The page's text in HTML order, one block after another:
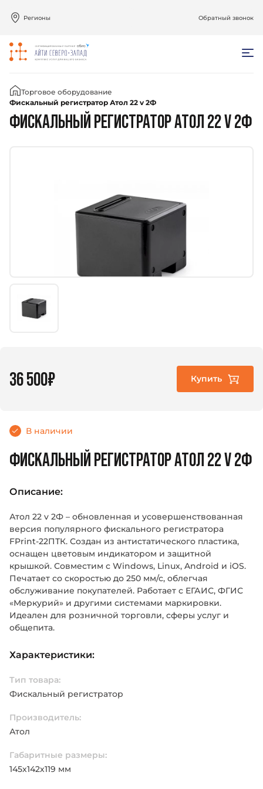
Регионы Обратный звонок
Главная
Торговое оборудование
Фискальный регистратор Атол 22 v 2Ф
ФИСКАЛЬНЫЙ РЕГИСТРАТОР АТОЛ 22 V 2Ф
В наличии
ФИСКАЛЬНЫЙ РЕГИСТРАТОР АТОЛ 22 V 2Ф
Описание:
Атол 22 v 2Ф – обновленная и усовершенствованная
версия популярного фискального регистратора
FPrint-22ПТК. Создан из антистатического пластика,
оснащен цветовым индикатором и защитной
крышкой. Совместим с Windows, Linux, Android и iOS.
Печатает со скоростью до 250 мм/с, облегчая
обслуживание покупателей. Работает с ЕГАИС, ФГИС
«Меркурий» и другими системами маркировки.
Идеален для розничной торговли, сферы услуг и
общепита.
36 500₽ Купить
Характеристики:
Тип товара:
Фискальный регистратор
Производитель:
Атол
Габаритные размеры:
145х142х119 мм